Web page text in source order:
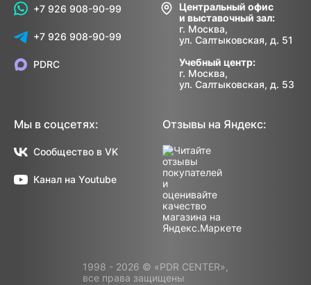
+7 926 908-90-99
+7 926 908-90-99
Центральный офис
и выставочный зал:
г. Москва,
ул. Салтыковская, д. 51
Учебный центр:
г. Москва,
ул. Салтыковская, д. 53
PDRC
Мы в соцсетях:
Сообщество в VK
Канал на Youtube
Отзывы на Яндекс:
1998 - 2026 © «PDR CENTER»,
все права защищены